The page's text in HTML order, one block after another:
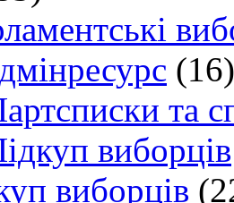
(16)
та
виборців
виборців